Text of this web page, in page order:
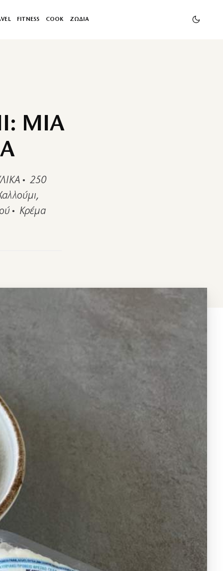
FITNESS COOK ΖΩΔΙΑ
ΜΙΑ
250
Κρέμα